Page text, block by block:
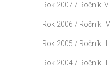
Rok 2007 / Ročník: V
Rok 2006 / Ročník: IV
Rok 2005 / Ročník: III
Rok 2004 / Ročník: II